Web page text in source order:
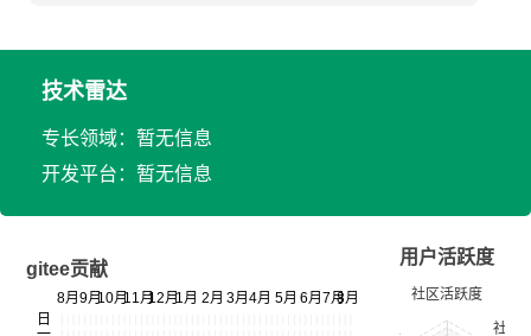
技术雷达
专长领域：暂无信息
开发平台：暂无信息
gitee贡献
用户活跃度